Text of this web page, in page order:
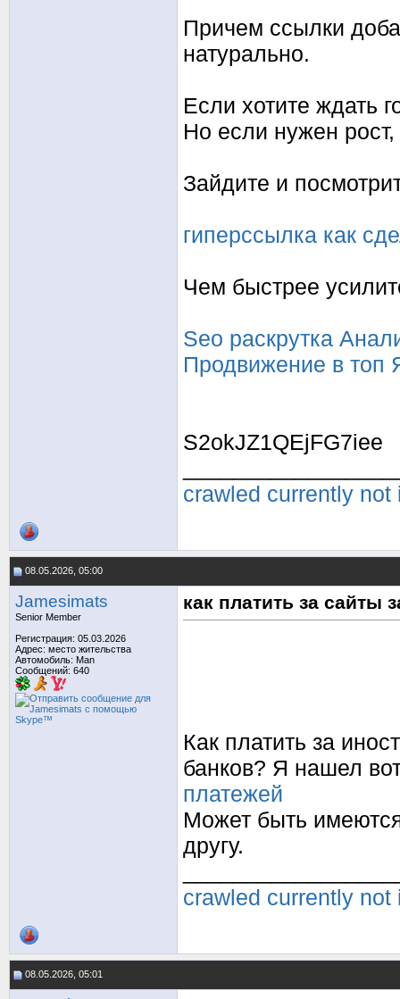
Причем ссылки
натурально.
Если хотите ждать
Но если нужен
Зайдите и
гиперссылка как
Чем быстрее
Seo раскрутка
Продвижение в топ
S2okJZ1QEjFG7iee
crawled currently not
08.05.2026, 05:00
Jamesimats
Senior Member
Регистрация: 05.03.2026
Адрес: место жительства
Автомобиль: Man
Сообщений: 640
как платить за сайты
Как платить за
банков? Я нашел
платежей
Может быть
другу.
crawled currently not
08.05.2026, 05:01